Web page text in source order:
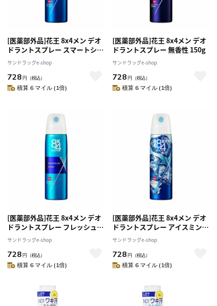
[医薬部外品]花王 8x4メン デオ
ドラントスプレー スマートシト
ラス 150g
サンドラッグe-shop
728 円 （税込）
積算 6 マイル (1倍)
[医薬部外品]花王 8x4メン デオ
ドラントスプレー 無香性 150g
サンドラッグe-shop
728 円 （税込）
積算 6 マイル (1倍)
[医薬部外品]花王 8x4メン デオ
ドラントスプレー フレッシュソ
ープ 150g
サンドラッグe-shop
728 円 （税込）
積算 6 マイル (1倍)
[医薬部外品]花王 8x4メン デオ
ドラントスプレー アイスミント
150g
サンドラッグe-shop
728 円 （税込）
積算 6 マイル (1倍)